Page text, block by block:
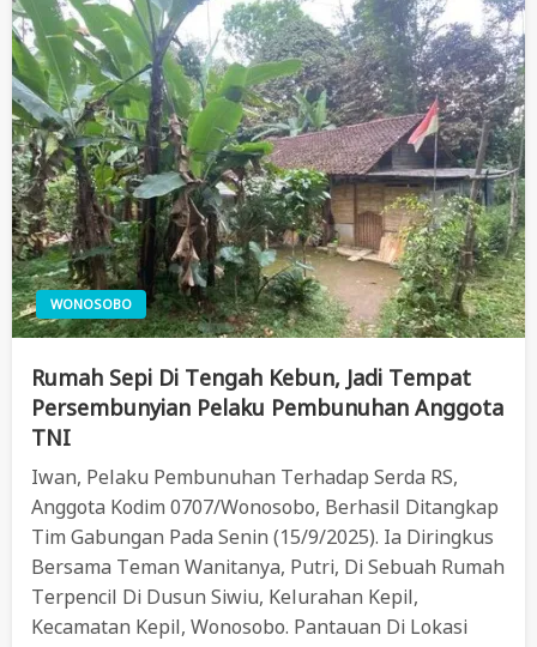
WONOSOBO
Rumah Sepi Di Tengah Kebun, Jadi Tempat
Persembunyian Pelaku Pembunuhan Anggota
TNI
Iwan, Pelaku Pembunuhan Terhadap Serda RS,
Anggota Kodim 0707/Wonosobo, Berhasil Ditangkap
Tim Gabungan Pada Senin (15/9/2025). Ia Diringkus
Bersama Teman Wanitanya, Putri, Di Sebuah Rumah
Terpencil Di Dusun Siwiu, Kelurahan Kepil,
Kecamatan Kepil, Wonosobo. Pantauan Di Lokasi